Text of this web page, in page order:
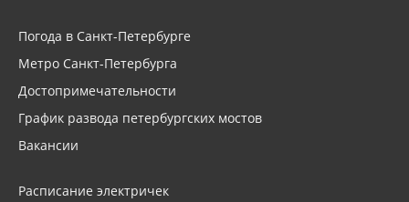
Погода в Санкт-Петербурге
Метро Санкт-Петербурга
Достопримечательности
График развода петербургских мостов
Вакансии
Расписание электричек